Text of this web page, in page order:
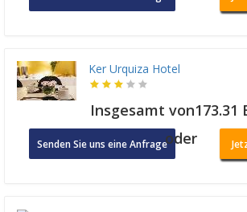
Ker Urquiza Hotel
Insgesamt von173.31
Senden Sie uns eine Anfrageoder